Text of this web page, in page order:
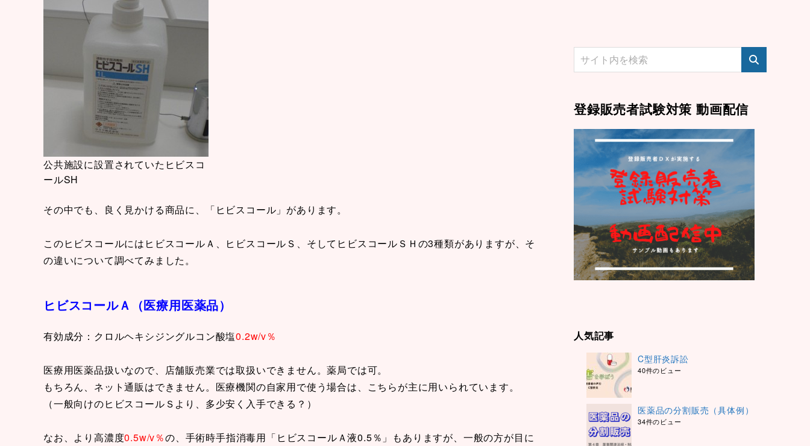
公共施設に設置されていたヒビスコ
ールSH
その中でも、良く見かける商品に、「ヒビスコール」があります。
このヒビスコールにはヒビスコールＡ、ヒビスコールＳ、そしてヒビスコールＳＨの3種類がありますが、そ
の違いについて調べてみました。
ヒビスコールＡ（医療用医薬品）
有効成分：クロルヘキシジングルコン酸塩0.2w/v％
医療用医薬品扱いなので、店舗販売業では取扱いできません。薬局では可。
もちろん、ネット通販はできません。医療機関の自家用で使う場合は、こちらが主に用いられています。
（一般向けのヒビスコールＳより、多少安く入手できる？）
なお、より高濃度0.5w/v％の、手術時手指消毒用「ヒビスコールＡ液0.5％」もありますが、一般の方が目に
登録販売者試験対策 動画配信
人気記事
C型肝炎訴訟
40件のビュー
医薬品の分割販売（具体例）
34件のビュー